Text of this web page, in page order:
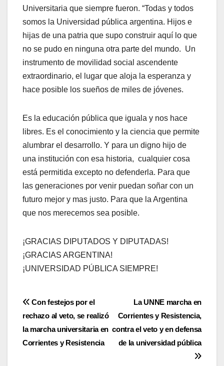
Universitaria que siempre fueron. “Todas y todos
somos la Universidad pública argentina. Hijos e
hijas de una patria que supo construir aquí lo que
no se pudo en ninguna otra parte del mundo. Un
instrumento de movilidad social ascendente
extraordinario, el lugar que aloja la esperanza y
hace posible los sueños de miles de jóvenes.
Es la educación pública que iguala y nos hace
libres. Es el conocimiento y la ciencia que permite
alumbrar el desarrollo. Y para un digno hijo de
una institución con esa historia, cualquier cosa
está permitida excepto no defenderla. Para que
las generaciones por venir puedan soñar con un
futuro mejor y mas justo. Para que la Argentina
que nos merecemos sea posible.
¡GRACIAS DIPUTADOS Y DIPUTADAS!
¡GRACIAS ARGENTINA!
¡UNIVERSIDAD PÚBLICA SIEMPRE!
Navegación
de
entradas
La UNNE marcha en
Corrientes y Resistencia,
contra el veto y en defensa
de la universidad pública
Con festejos por el
rechazo al veto, se realizó
la marcha universitaria en
Corrientes y Resistencia